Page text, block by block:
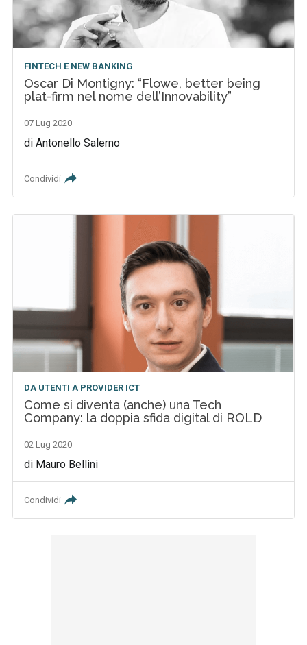
FINTECH E NEW BANKING
Oscar Di Montigny: “Flowe, better being
plat-firm nel nome dell’Innovability”
07 Lug 2020
di Antonello Salerno
Condividi
DA UTENTI A PROVIDER ICT
Come si diventa (anche) una Tech
Company: la doppia sfida digital di ROLD
02 Lug 2020
di Mauro Bellini
Condividi